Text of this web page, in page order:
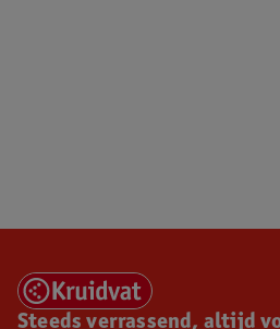
Steeds verrassend, altijd